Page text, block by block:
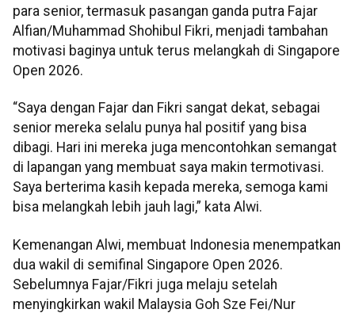
para senior, termasuk pasangan ganda putra Fajar
Alfian/Muhammad Shohibul Fikri, menjadi tambahan
motivasi baginya untuk terus melangkah di Singapore
Open 2026.
“Saya dengan Fajar dan Fikri sangat dekat, sebagai
senior mereka selalu punya hal positif yang bisa
dibagi. Hari ini mereka juga mencontohkan semangat
di lapangan yang membuat saya makin termotivasi.
Saya berterima kasih kepada mereka, semoga kami
bisa melangkah lebih jauh lagi,” kata Alwi.
Kemenangan Alwi, membuat Indonesia menempatkan
dua wakil di semifinal Singapore Open 2026.
Sebelumnya Fajar/Fikri juga melaju setelah
menyingkirkan wakil Malaysia Goh Sze Fei/Nur